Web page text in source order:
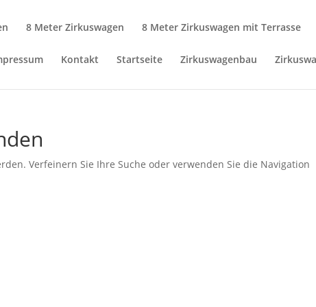
8 Meter Zirkuswagen 8 Meter Zirkuswagen mit Terrasse
Kontakt Startseite Zirkuswagenbau
Verfeinern Sie Ihre Suche oder verwenden Sie die Navigation